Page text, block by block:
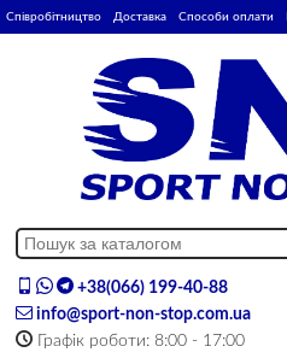
Співробітництво Доставка Способи оплати
+38(066) 199-40-88
info@sport-non-stop.com.ua
Графік роботи: 8:00 - 17:00